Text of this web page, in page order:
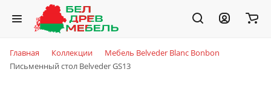
Главная Коллекции
Мебель Belveder Blanc Bonbon
Письменный стол Belveder GS13